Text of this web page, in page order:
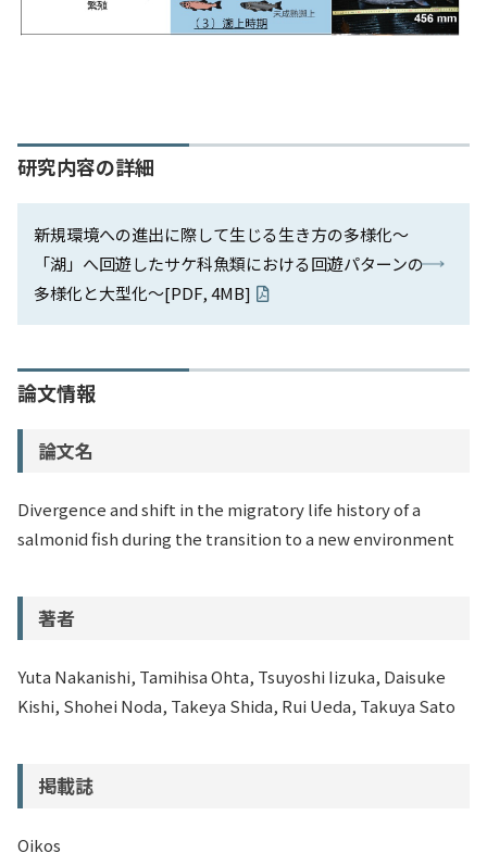
研究内容の詳細
新規環境への進出に際して⽣じる⽣き⽅の多様化〜
「湖」へ回遊したサケ科⿂類における回遊パターンの
多様化と⼤型化〜[PDF, 4MB]
論文情報
論文名
Divergence and shift in the migratory life history of a
salmonid fish during the transition to a new environment
著者
Yuta Nakanishi, Tamihisa Ohta, Tsuyoshi Iizuka, Daisuke
Kishi, Shohei Noda, Takeya Shida, Rui Ueda, Takuya Sato
掲載誌
Oikos